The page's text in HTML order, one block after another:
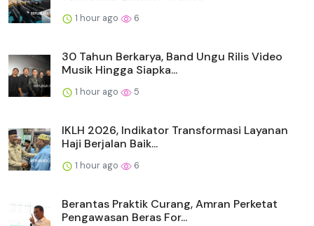
1 hour ago 6
30 Tahun Berkarya, Band Ungu Rilis Video
Musik Hingga Siapka...
1 hour ago 5
IKLH 2026, Indikator Transformasi Layanan
Haji Berjalan Baik...
1 hour ago 6
Berantas Praktik Curang, Amran Perketat
Pengawasan Beras For...